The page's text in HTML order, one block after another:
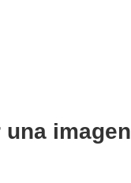
imagen